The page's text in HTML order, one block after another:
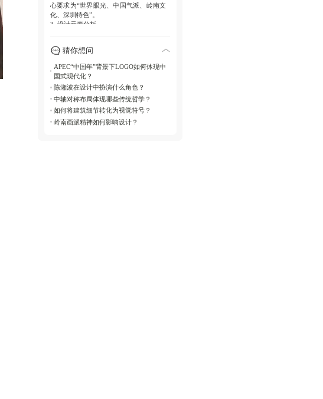
心要求为“世界眼光、中国气派、岭南文
化、深圳特色”。
3. 设计元素分析
正”的传统哲学。
- 文化符号大鹏展翅意象代表深圳精神，
友谊之船轮廓象征历史地位。
- 色彩方案深圳红取自簕杜鹃，象征生命
力；沙滩金体现国际交流的璀璨。
4.意义与影响
LOGO作为建筑的精神图腾，提升深圳国
际地位，促进中国文化传播。
猜你想问
APEC“中国年”背景下LOGO如何体现中
国式现代化？
陈湘波在设计中扮演什么角色？
中轴对称布局体现哪些传统哲学？
如何将建筑细节转化为视觉符号？
岭南画派精神如何影响设计？